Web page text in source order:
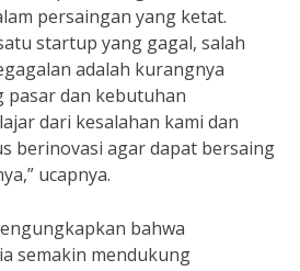
persaingan yang ketat.
startup yang gagal, salah
adalah kurangnya
pasar dan kebutuhan
dari kesalahan kami dan
berinovasi agar dapat bersaing
ucapnya.
bahwa
semakin mendukung